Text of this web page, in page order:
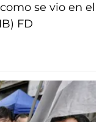
se vio en el
FD